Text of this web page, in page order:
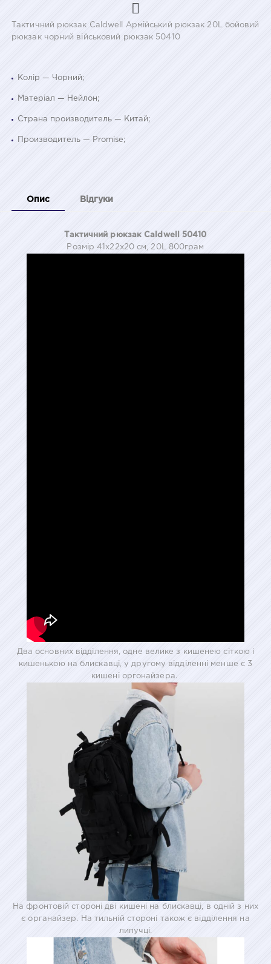
Тактичний рюкзак Caldwell Армійський рюкзак 20L бойовий
рюкзак чорний військовий рюкзак 50410
Колір — Чорний;
Матеріал — Нейлон;
Страна производитель — Китай;
Производитель — Promise;
Опис Відгуки
Тактичний рюкзак Caldwell 50410
Розмiр 41x22x20 см, 20L 800грам
Два основних відділення, одне велике з кишенею сіткою і
кишенькою на блискавці, у другому відділенні менше є 3
кишені оргонайзера.
На фронтовій стороні дві кишені на блискавці, в одній з них
є органайзер. На тильній стороні також є відділення на
липучці.